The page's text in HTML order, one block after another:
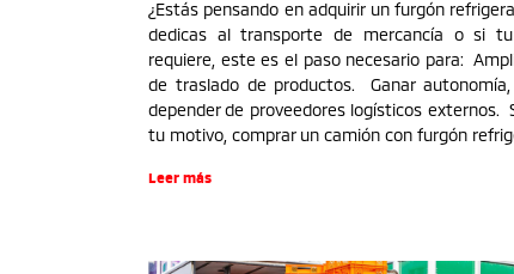
¿Estás pensando en adquirir un furgón
dedicas al transporte de mercancía o si
requiere, este es el paso necesario para:
de traslado de productos. Ganar
depender de proveedores logísticos externos.
tu motivo, comprar un camión con furgón
Leer más